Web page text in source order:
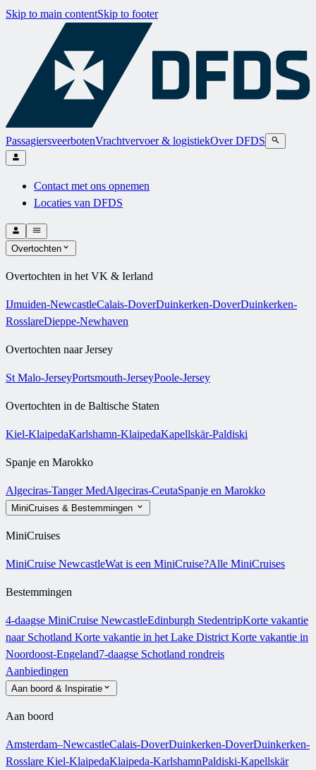
Skip to main contentSkip to footer
PassagiersveerbotenVrachtvervoer & logistiekOver DFDS
Contact met ons opnemen
Locaties van DFDS
Overtochten
Overtochten in het VK & Ierland
IJmuiden-NewcastleCalais-DoverDuinkerken-DoverDuinkerken-
RosslareDieppe-Newhaven
Overtochten naar Jersey
St Malo-JerseyPortsmouth-JerseyPoole-Jersey
Overtochten in de Baltische Staten
Kiel-KlaipedaKarlshamn-KlaipedaKapellskär-Paldiski
Spanje en Marokko
Algeciras-Tanger MedAlgeciras-CeutaSpanje en Marokko
MiniCruises & Bestemmingen
MiniCruises
MiniCruise NewcastleWat is een MiniCruise?Alle MiniCruises
Bestemmingen
4-daagse MiniCruise NewcastleEdinburgh StedentripKorte vakantie
naar Schotland Korte vakantie in het Lake District Korte vakantie in
Noordoost-Engeland7-daagse Schotland rondreis
Aanbiedingen
Aan boord & Inspiratie
Aan boord
Amsterdam–NewcastleCalais-DoverDuinkerken-DoverDuinkerken-
Rosslare Kiel-KlaipedaKlaipeda-KarlshamnPaldiski-Kapellskär